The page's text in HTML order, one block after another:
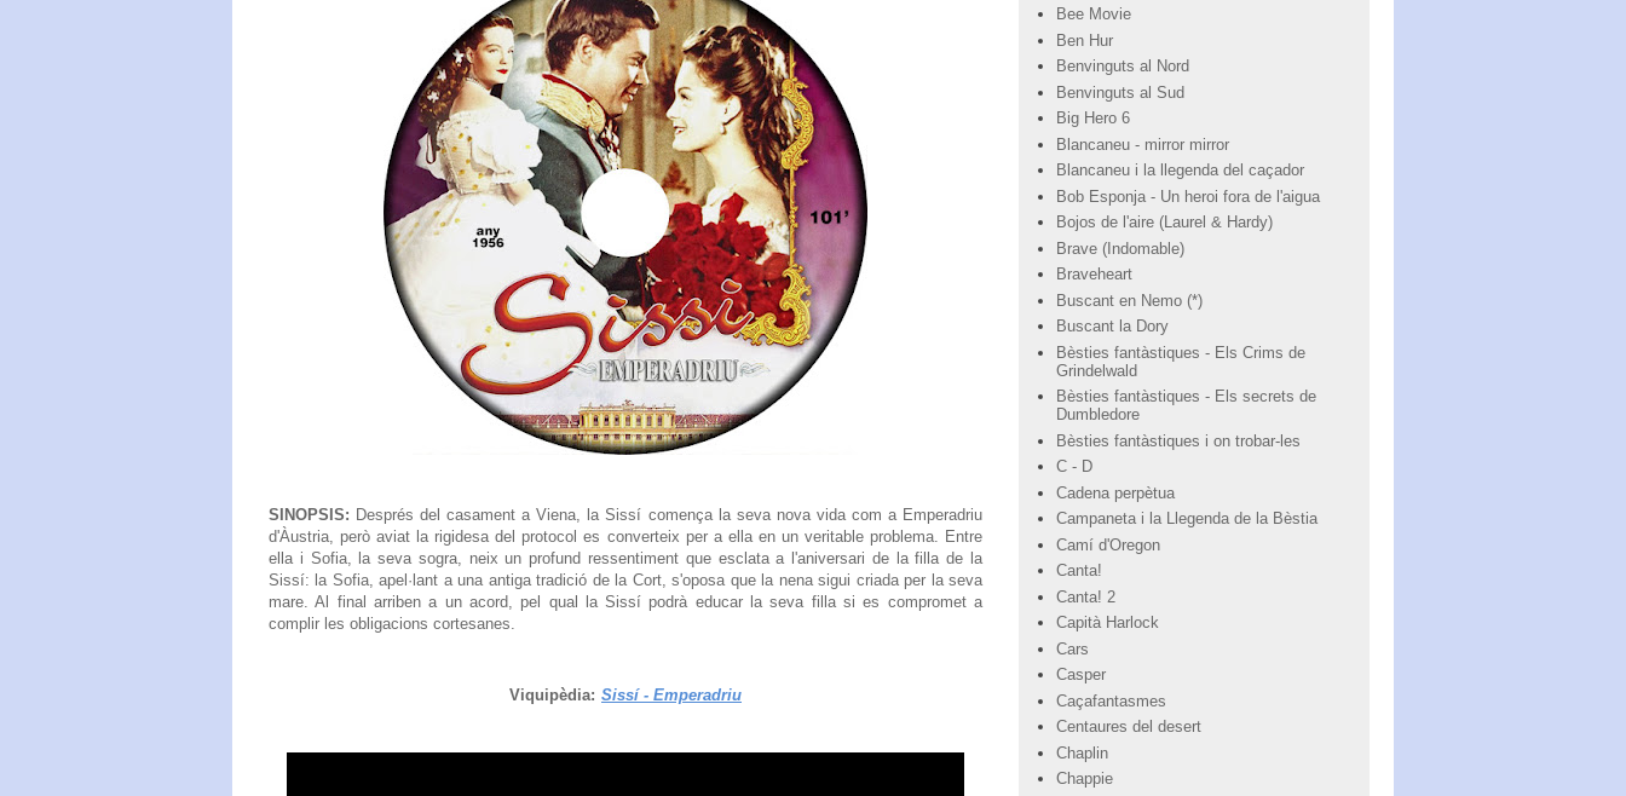
SINOPSIS: Després del casament a Viena, la Sissí comença la seva nova vida com a Emperadriu
d'Àustria, però aviat la rigidesa del protocol es converteix per a ella en un veritable problema. Entre
ella i Sofia, la seva sogra, neix un profund ressentiment que esclata a l'aniversari de la filla de la
Sissí: la Sofia, apel·lant a una antiga tradició de la Cort, s'oposa que la nena sigui criada per la seva
mare. Al final arriben a un acord, pel qual la Sissí podrà educar la seva filla si es compromet a
complir les obligacions cortesanes.
Viquipèdia: Sissí - Emperadriu
Bee Movie
Ben Hur
Benvinguts al Nord
Benvinguts al Sud
Big Hero 6
Blancaneu - mirror mirror
Blancaneu i la llegenda del caçador
Bob Esponja - Un heroi fora de l'aigua
Bojos de l'aire (Laurel & Hardy)
Brave (Indomable)
Braveheart
Buscant en Nemo (*)
Buscant la Dory
Bèsties fantàstiques - Els Crims de
Grindelwald
Bèsties fantàstiques - Els secrets de
Dumbledore
Bèsties fantàstiques i on trobar-les
C - D
Cadena perpètua
Campaneta i la Llegenda de la Bèstia
Camí d'Oregon
Canta!
Canta! 2
Capità Harlock
Cars
Casper
Caçafantasmes
Centaures del desert
Chaplin
Chappie